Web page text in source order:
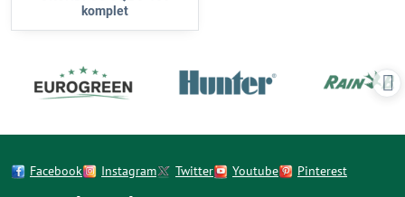
komplet
Facebook Instagram Twitter Youtube Pinterest